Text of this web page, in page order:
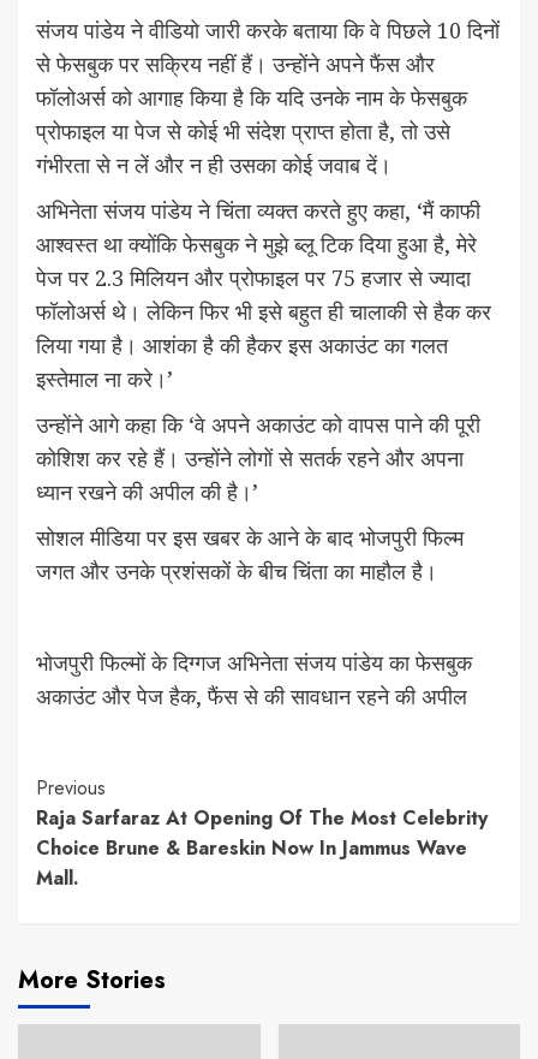
संजय पांडेय ने वीडियो जारी करके बताया कि वे पिछले 10 दिनों
से फेसबुक पर सक्रिय नहीं हैं। उन्होंने अपने फैंस और
फॉलोअर्स को आगाह किया है कि यदि उनके नाम के फेसबुक
प्रोफाइल या पेज से कोई भी संदेश प्राप्त होता है, तो उसे
गंभीरता से न लें और न ही उसका कोई जवाब दें।
अभिनेता संजय पांडेय ने चिंता व्यक्त करते हुए कहा, ‘मैं काफी
आश्वस्त था क्योंकि फेसबुक ने मुझे ब्लू टिक दिया हुआ है, मेरे
पेज पर 2.3 मिलियन और प्रोफाइल पर 75 हजार से ज्यादा
फॉलोअर्स थे। लेकिन फिर भी इसे बहुत ही चालाकी से हैक कर
लिया गया है। आशंका है की हैकर इस अकाउंट का गलत
इस्तेमाल ना करे।’
उन्होंने आगे कहा कि ‘वे अपने अकाउंट को वापस पाने की पूरी
कोशिश कर रहे हैं। उन्होंने लोगों से सतर्क रहने और अपना
ध्यान रखने की अपील की है।’
सोशल मीडिया पर इस खबर के आने के बाद भोजपुरी फिल्म
जगत और उनके प्रशंसकों के बीच चिंता का माहौल है।
भोजपुरी फिल्मों के दिग्गज अभिनेता संजय पांडेय का फेसबुक
अकाउंट और पेज हैक, फैंस से की सावधान रहने की अपील
Continue
Reading
Previous
Raja Sarfaraz At Opening Of The Most Celebrity
Choice Brune & Bareskin Now In Jammus Wave
Mall.
More Stories